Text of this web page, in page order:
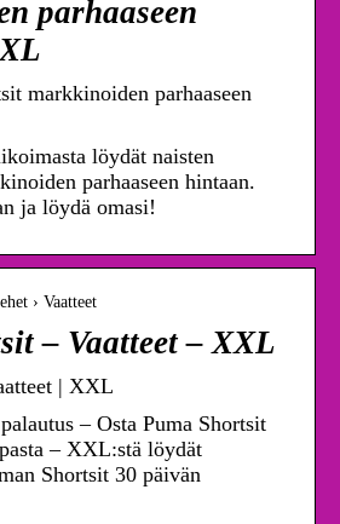
parhaaseen
markkinoiden parhaaseen
löydät naisten
parhaaseen hintaan.
ja löydä omasi!
› Vaatteet
– Vaatteet – XXL
| XXL
– Osta Puma Shortsit
– XXL:stä löydät
Shortsit 30 päivän